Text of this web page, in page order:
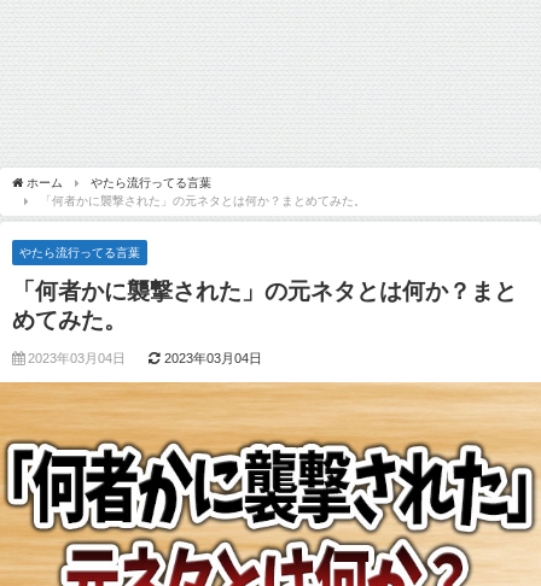
ホーム
やたら流行ってる言葉
「何者かに襲撃された」の元ネタとは何か？まとめてみた。
やたら流行ってる言葉
「何者かに襲撃された」の元ネタとは何か？まと
めてみた。
2023年03月04日 2023年03月04日